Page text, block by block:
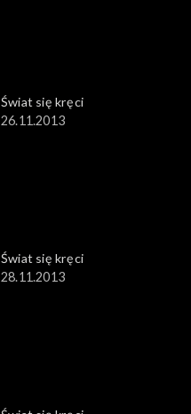
Świat się kręci
26.11.2013
Świat się kręci
28.11.2013